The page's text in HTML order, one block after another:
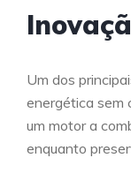
Um dos
energética sem
um motor a
enquanto